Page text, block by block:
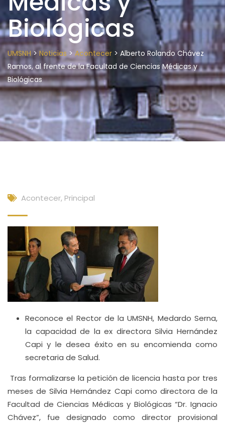
Biológicas
UMSNH> Noticias > Acontecer > Alberto Rolando Chávez
Ramos, al frente de la Facultad de Ciencias Médicas y
Biológicas
Acontecer, Principal
Reconoce el Rector de la UMSNH, Medardo Serna,
la capacidad de la ex directora Silvia Hernández
Capi y le desea éxito en su encomienda como
secretaria de Salud.
Tras formalizarse la petición de licencia hasta por tres
meses de Silvia Hernández Capi como directora de la
Facultad de Ciencias Médicas y Biológicas “Dr. Ignacio
Chávez”, fue designado como director provisional